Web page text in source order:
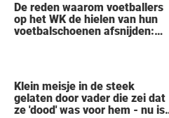
De reden waarom voetballers
op het WK de hielen van hun
voetbalschoenen afsnijden:
Klein meisje in de steek
gelaten door vader die zei dat
ze 'dood' was voor hem - nu is